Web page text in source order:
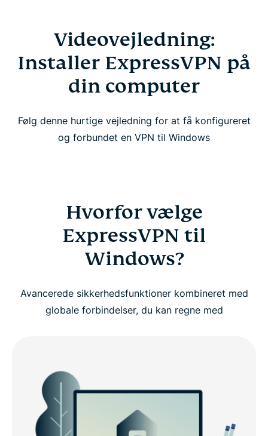
Videovejledning:
Installer ExpressVPN på
din computer
Følg denne hurtige vejledning for at få konfigureret
og forbundet en VPN til Windows
Hvorfor vælge
ExpressVPN til
Windows?
Avancerede sikkerhedsfunktioner kombineret med
globale forbindelser, du kan regne med